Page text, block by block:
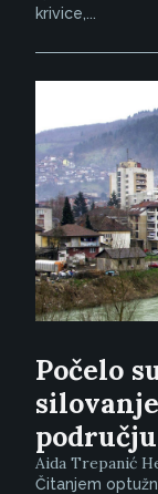
krivice,...
Počelo
području
Aida Trepanić
Čitanjem